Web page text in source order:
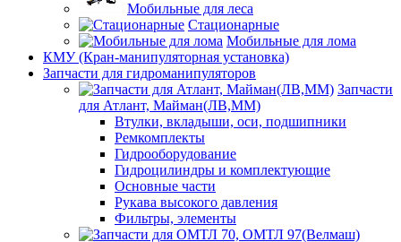
Мобильные для леса
Стационарные
Мобильные для лома
КМУ (Кран-манипуляторная установка)
Запчасти для гидроманипуляторов
Запчасти
для Атлант, Майман(ЛВ,ММ)
Втулки, вкладыши, оси, подшипники
Ремкомплекты
Гидрооборудование
Гидроцилиндры и комплектующие
Основные части
Рукава высокого давления
Фильтры, элементы